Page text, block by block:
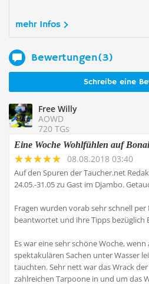
mehr Infos
Bewertungen(3)
Schreibe eine
Free Willy
AOWD
720 TGs
Eine Woche Wohlfühlen auf
08.08.2018 03:40
Auf den Spuren der Taucher.net
24.05.-31.05 zu Gast im Djambo.
Fragen wurden vorab sehr schnell
beantwortet und ihre Tipps bezüglich
Es war eine sehr schöne Woche,
spektakulären Sachen unter Wasser
tauchten. Sehr nett war das Wrack
zahlreichen Tarpoone in und um das